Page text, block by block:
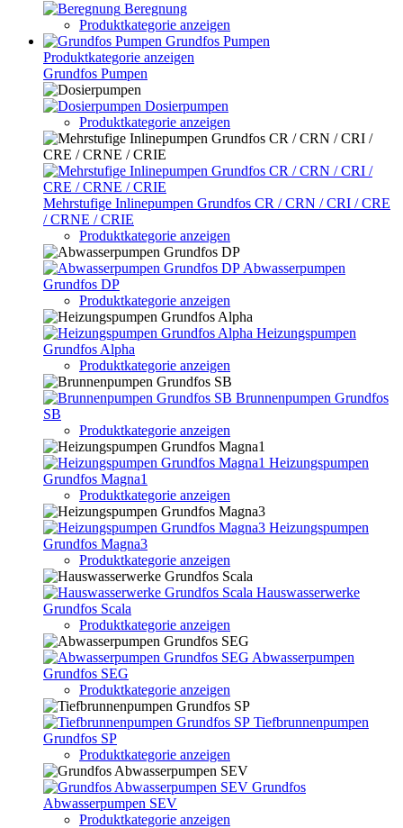
Beregnung
Produktkategorie anzeigen
Grundfos Pumpen
Produktkategorie anzeigen
Grundfos Pumpen
Dosierpumpen
Produktkategorie anzeigen
Mehrstufige Inlinepumpen Grundfos CR / CRN / CRI / CRE
/ CRNE / CRIE
Produktkategorie anzeigen
Abwasserpumpen
Grundfos DP
Produktkategorie anzeigen
Heizungspumpen
Grundfos Alpha
Produktkategorie anzeigen
Brunnenpumpen Grundfos
SB
Produktkategorie anzeigen
Heizungspumpen
Grundfos Magna1
Produktkategorie anzeigen
Heizungspumpen
Grundfos Magna3
Produktkategorie anzeigen
Hauswasserwerke
Grundfos Scala
Produktkategorie anzeigen
Abwasserpumpen
Grundfos SEG
Produktkategorie anzeigen
Tiefbrunnenpumpen
Grundfos SP
Produktkategorie anzeigen
Grundfos
Abwasserpumpen SEV
Produktkategorie anzeigen